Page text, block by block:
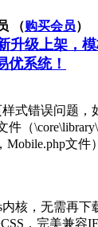
（购买会员）
升级上架，
优系统！
式错误问题，
（
Mobile.php文件
内核，无需再下
，完美兼容